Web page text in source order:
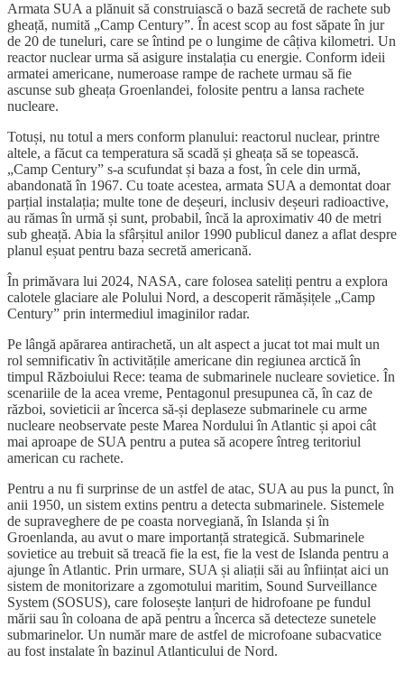
Armata SUA a plănuit să construiască o bază secretă de rachete sub
gheață, numită „Camp Century”. În acest scop au fost săpate în jur
de 20 de tuneluri, care se întind pe o lungime de câțiva kilometri. Un
reactor nuclear urma să asigure instalația cu energie. Conform ideii
armatei americane, numeroase rampe de rachete urmau să fie
ascunse sub gheața Groenlandei, folosite pentru a lansa rachete
nucleare.
Totuși, nu totul a mers conform planului: reactorul nuclear, printre
altele, a făcut ca temperatura să scadă și gheața să se topească.
„Camp Century” s-a scufundat și baza a fost, în cele din urmă,
abandonată în 1967. Cu toate acestea, armata SUA a demontat doar
parțial instalația; multe tone de deșeuri, inclusiv deșeuri radioactive,
au rămas în urmă și sunt, probabil, încă la aproximativ 40 de metri
sub gheață. Abia la sfârșitul anilor 1990 publicul danez a aflat despre
planul eșuat pentru baza secretă americană.
În primăvara lui 2024, NASA, care folosea sateliți pentru a explora
calotele glaciare ale Polului Nord, a descoperit rămășițele „Camp
Century” prin intermediul imaginilor radar.
Pe lângă apărarea antirachetă, un alt aspect a jucat tot mai mult un
rol semnificativ în activitățile americane din regiunea arctică în
timpul Războiului Rece: teama de submarinele nucleare sovietice. În
scenariile de la acea vreme, Pentagonul presupunea că, în caz de
război, sovieticii ar încerca să-și deplaseze submarinele cu arme
nucleare neobservate peste Marea Nordului în Atlantic și apoi cât
mai aproape de SUA pentru a putea să acopere întreg teritoriul
american cu rachete.
Pentru a nu fi surprinse de un astfel de atac, SUA au pus la punct, în
anii 1950, un sistem extins pentru a detecta submarinele. Sistemele
de supraveghere de pe coasta norvegiană, în Islanda și în
Groenlanda, au avut o mare importanță strategică. Submarinele
sovietice au trebuit să treacă fie la est, fie la vest de Islanda pentru a
ajunge în Atlantic. Prin urmare, SUA și aliații săi au înființat aici un
sistem de monitorizare a zgomotului maritim, Sound Surveillance
System (SOSUS), care folosește lanțuri de hidrofoane pe fundul
mării sau în coloana de apă pentru a încerca să detecteze sunetele
submarinelor. Un număr mare de astfel de microfoane subacvatice
au fost instalate în bazinul Atlanticului de Nord.